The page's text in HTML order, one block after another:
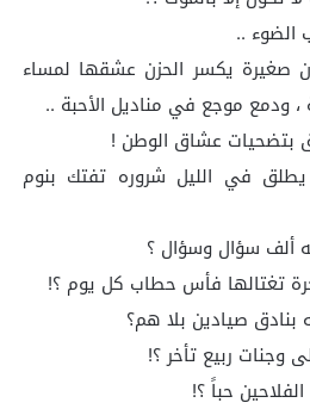
..
صغيرة يكسر الحزن عشقها لمساء
ودمع موجع في مناديل الأحبة ..
بتضحيات عشاق الوطن !
في الليل شروره تفتك بنوم
ألف سؤال وسؤال ؟
تغتالها فأس حطاب كل يوم ؟!
صيادين بلا هم؟
وجنات ربيع تأخر ؟!
حباً ؟!